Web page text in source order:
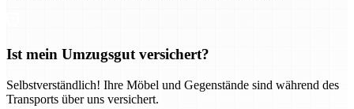
Ist mein Umzugsgut versichert?
Selbstverständlich! Ihre Möbel und Gegenstände sind während des
Transports über uns versichert.